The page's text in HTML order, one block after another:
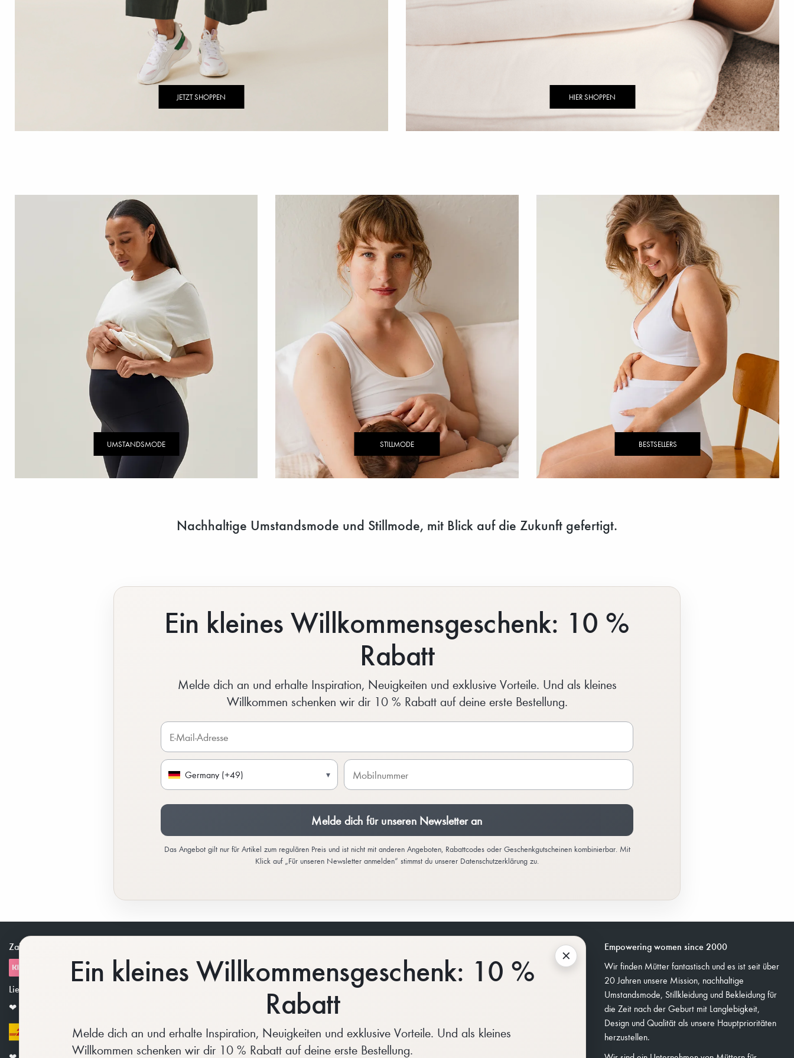
JETZT SHOPPEN HIER SHOPPEN
UMSTANDSMODE STILLMODE BESTSELLERS
Nachhaltige Umstandsmode und Stillmode, mit Blick auf die Zukunft gefertigt.
Ein kleines Willkommensgeschenk: 10 %
Rabatt
Melde dich an und erhalte Inspiration, Neuigkeiten und exklusive Vorteile. Und als kleines
Willkommen schenken wir dir 10 % Rabatt auf deine erste Bestellung.
Germany (+49) ▾
Melde dich für unseren Newsletter an
Das Angebot gilt nur für Artikel zum regulären Preis und ist nicht mit anderen Angeboten, Rabattcodes oder Geschenkgutscheinen kombinierbar. Mit
Klick auf „Für unseren Newsletter anmelden“ stimmst du unserer Datenschutzerklärung zu.
×
Ein kleines Willkommensgeschenk: 10 %
Rabatt
Melde dich an und erhalte Inspiration, Neuigkeiten und exklusive Vorteile. Und als kleines
Willkommen schenken wir dir 10 % Rabatt auf deine erste Bestellung.
Zahlungsmöglichkeiten
Lieferoptionen
❤︎ Kostenloser Versand ab 99 EUR Bestellwert
Support
Zahlung & Versand
Ein Händler werden
As seen on YOU!
Empowering women since 2000
Wir finden Mütter fantastisch und es ist seit über
20 Jahren unsere Mission, nachhaltige
Umstandsmode, Stillkleidung und Bekleidung für
die Zeit nach der Geburt mit Langlebigkeit,
Design und Qualität als unsere Hauptprioritäten
herzustellen.